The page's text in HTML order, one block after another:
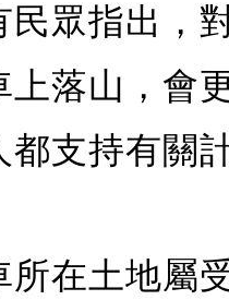
民眾指出，
上落山，會
都支持有關
所在土地屬